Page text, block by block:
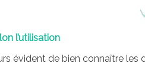
l’utilisation
évident de bien connaître les